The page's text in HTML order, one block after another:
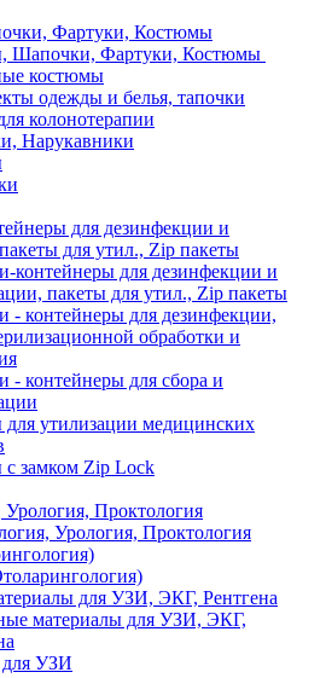
Фартуки, Костюмы
Шапочки, Фартуки, Костюмы
костюмы
одежды и белья, тапочки
колонотерапии
Нарукавники
для дезинфекции и
для утил., Zip пакеты
контейнеры для дезинфекции и
пакеты для утил., Zip пакеты
- контейнеры для дезинфекции,
обработки и
- контейнеры для сбора и
для утилизации медицинских
с замком Zip Lock
Урология, Проктология
Урология, Проктология
для УЗИ, ЭКГ, Рентгена
материалы для УЗИ, ЭКГ,
для УЗИ